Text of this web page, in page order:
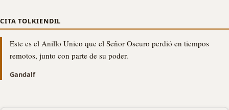
CITA TOLKIENDIL
Este es el Anillo Unico que el Señor Oscuro perdió en tiempos
remotos, junto con parte de su poder.
Gandalf